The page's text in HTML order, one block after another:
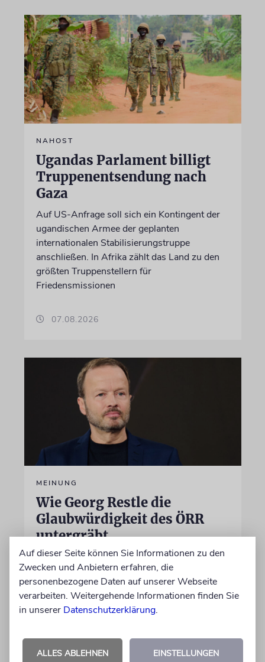
NAHOST
Ugandas Parlament billigt
Truppenentsendung nach
Gaza
Auf US-Anfrage soll sich ein Kontingent der
ugandischen Armee der geplanten
internationalen Stabilisierungstruppe
anschließen. In Afrika zählt das Land zu den
größten Truppenstellern für
Friedensmissionen
07.08.2026
MEINUNG
Wie Georg Restle die
Glaubwürdigkeit des ÖRR
untergräbt
Nach dem X-Post des Journalisten hat sich
Felix Schotland, Vorstand der Synagogen-
Gemeinde Köln, an WDR-
Programmdirektorin Andrea Schafarczyk
gewandt. Wir dokumentieren das Schreiben
Auf dieser Seite können Sie Informationen zu den
Zwecken und Anbietern erfahren, die
personenbezogene Daten auf unserer Webseite
verarbeiten. Weitergehende Informationen finden Sie
in unserer Datenschutzerklärung.
ALLES ABLEHNEN EINSTELLUNGEN